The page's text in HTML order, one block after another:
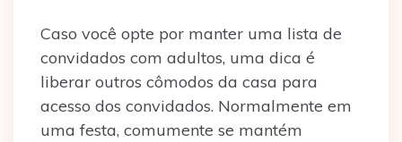
Caso você opte por manter uma lista de
convidados com adultos, uma dica é
liberar outros cômodos da casa para
acesso dos convidados. Normalmente em
uma festa, comumente se mantém